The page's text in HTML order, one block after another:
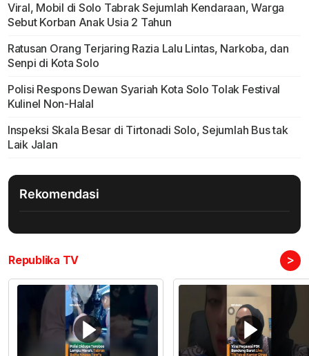
Viral, Mobil di Solo Tabrak Sejumlah Kendaraan, Warga
Sebut Korban Anak Usia 2 Tahun
Ratusan Orang Terjaring Razia Lalu Lintas, Narkoba, dan
Senpi di Kota Solo
Polisi Respons Dewan Syariah Kota Solo Tolak Festival
Kulinel Non-Halal
Inspeksi Skala Besar di Tirtonadi Solo, Sejumlah Bus tak
Laik Jalan
Rekomendasi
Republika TV >